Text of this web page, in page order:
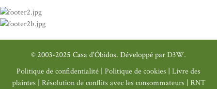
© 2003-2025 Casa d'Óbidos. Développé parD3W.
Politique de confidentialité | Politique de cookies | Livre des
plaintes | Résolution de conflits avec les consommateurs | RNT